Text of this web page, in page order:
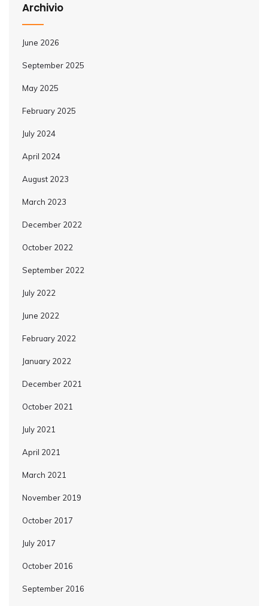
Archivio
June 2026
September 2025
May 2025
February 2025
July 2024
April 2024
August 2023
March 2023
December 2022
October 2022
September 2022
July 2022
June 2022
February 2022
January 2022
December 2021
October 2021
July 2021
April 2021
March 2021
November 2019
October 2017
July 2017
October 2016
September 2016